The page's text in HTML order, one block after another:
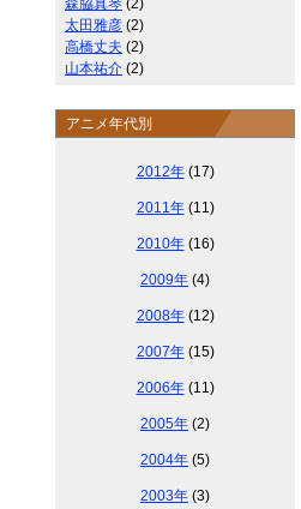
森脇真琴 (2)
太田雅彦 (2)
高橋丈夫 (2)
山本祐介 (2)
アニメ年代別
2012年(17)
2011年(11)
2010年(16)
2009年 (4)
2008年(12)
2007年(15)
2006年(11)
2005年 (2)
2004年 (5)
2003年 (3)